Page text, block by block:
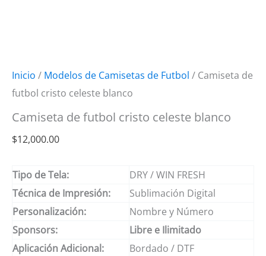
Inicio / Modelos de Camisetas de Futbol / Camiseta de
futbol cristo celeste blanco
Camiseta de futbol cristo celeste blanco
$12,000.00
Tipo de Tela:
DRY / WIN FRESH
Técnica de Impresión:
Sublimación Digital
Personalización:
Nombre y Número
Sponsors:
Libre e Ilimitado
Aplicación Adicional:
Bordado / DTF